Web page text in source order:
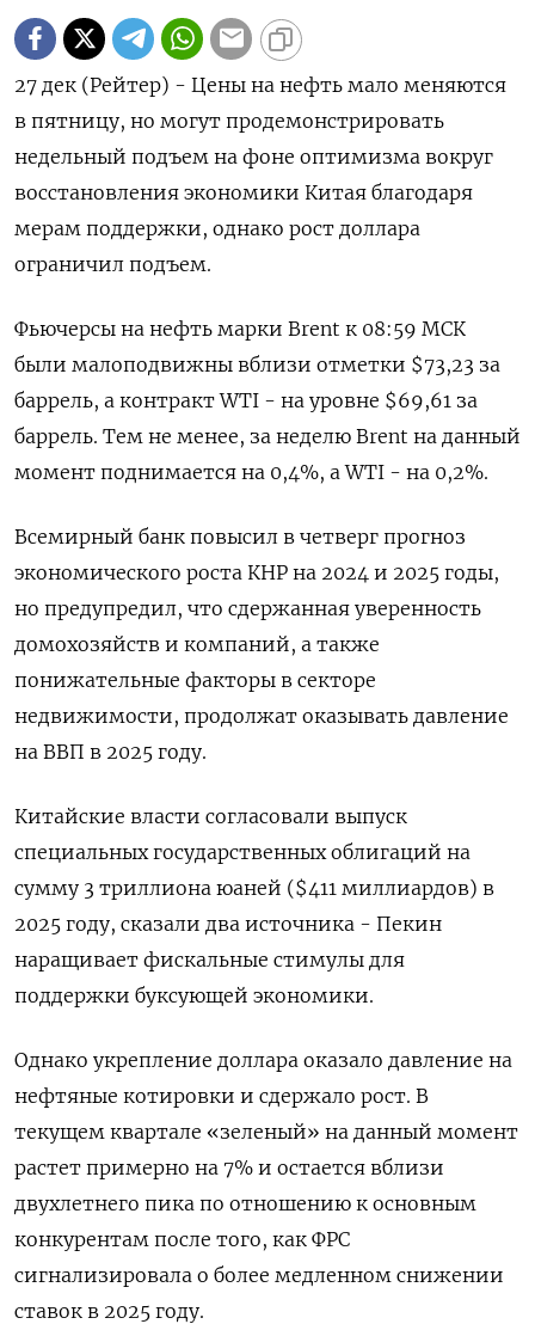
27 дек (Рейтер) - Цены на нефть мало меняются
в пятницу, но могут продемонстрировать
недельный подъем на фоне оптимизма вокруг
восстановления экономики Китая благодаря
мерам поддержки, однако рост доллара
ограничил подъем.
Фьючерсы на нефть марки Brent к 08:59 МСК
были малоподвижны вблизи отметки $73,23 за
баррель, а контракт WTI - на уровне $69,61 за
баррель. Тем не менее, за неделю Brent на данный
момент поднимается на 0,4%, а WTI - на 0,2%.
Всемирный банк повысил в четверг прогноз
экономического роста КНР на 2024 и 2025 годы,
но предупредил, что сдержанная уверенность
домохозяйств и компаний, а также
понижательные факторы в секторе
недвижимости, продолжат оказывать давление
на ВВП в 2025 году.
Китайские власти согласовали выпуск
специальных государственных облигаций на
сумму 3 триллиона юаней ($411 миллиардов) в
2025 году, сказали два источника - Пекин
наращивает фискальные стимулы для
поддержки буксующей экономики.
Однако укрепление доллара оказало давление на
нефтяные котировки и сдержало рост. В
текущем квартале «зеленый» на данный момент
растет примерно на 7% и остается вблизи
двухлетнего пика по отношению к основным
конкурентам после того, как ФРС
сигнализировала о более медленном снижении
ставок в 2025 году.